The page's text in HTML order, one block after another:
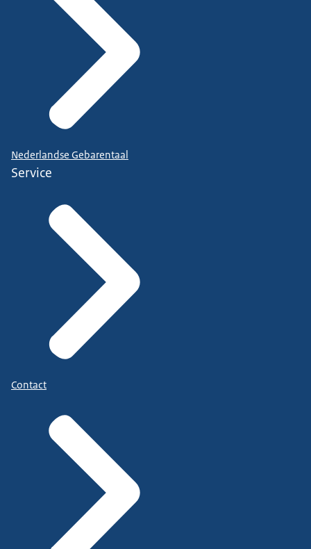
Nederlandse Gebarentaal
Service
Contact